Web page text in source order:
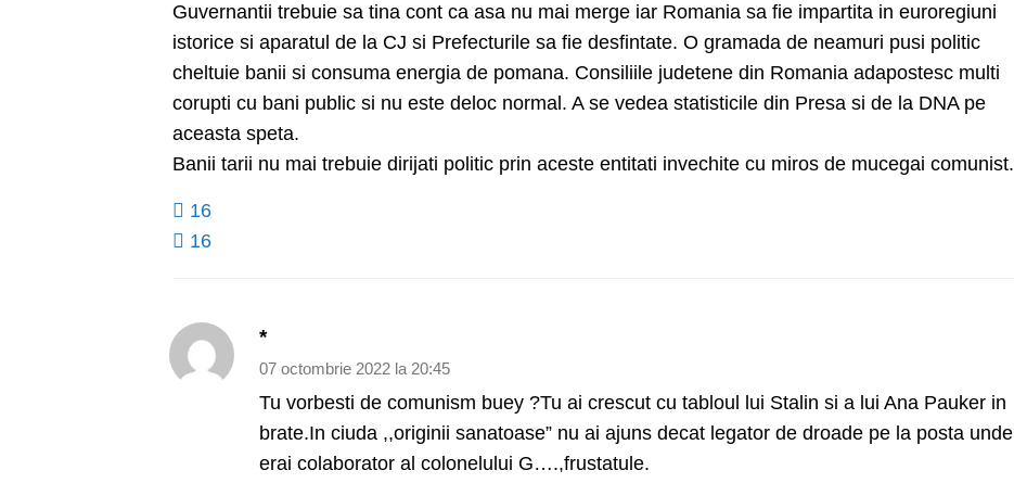
Guvernantii trebuie sa tina cont ca asa nu mai merge iar Romania sa fie impartita in euroregiuni
istorice si aparatul de la CJ si Prefecturile sa fie desfintate. O gramada de neamuri pusi politic
cheltuie banii si consuma energia de pomana. Consiliile judetene din Romania adapostesc multi
corupti cu bani public si nu este deloc normal. A se vedea statisticile din Presa si de la DNA pe
aceasta speta.
Banii tarii nu mai trebuie dirijati politic prin aceste entitati invechite cu miros de mucegai comunist.
16
16
*
07 octombrie 2022 la 20:45
Tu vorbesti de comunism buey ?Tu ai crescut cu tabloul lui Stalin si a lui Ana Pauker in
brate.In ciuda ,,originii sanatoase” nu ai ajuns decat legator de droade pe la posta unde
erai colaborator al colonelului G….,frustatule.